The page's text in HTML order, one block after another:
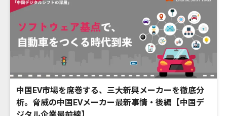
中国EV市場を席巻する、三大新興メーカーを徹底分
析。脅威の中国EVメーカー最新事情・後編【中国デ